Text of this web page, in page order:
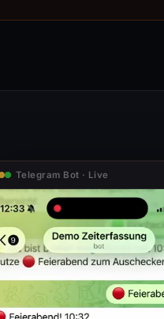
Telegram Bot · Live